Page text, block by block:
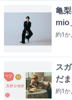
亀
mio
約1か
ス
だ
約1か